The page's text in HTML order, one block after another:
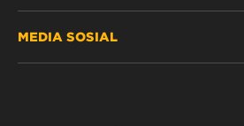
MOBIL PENUMPANG DAN TRUK
MEDIA SOSIAL